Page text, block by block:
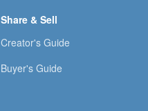
Share & Sell
Creator's Guide
Buyer's Guide